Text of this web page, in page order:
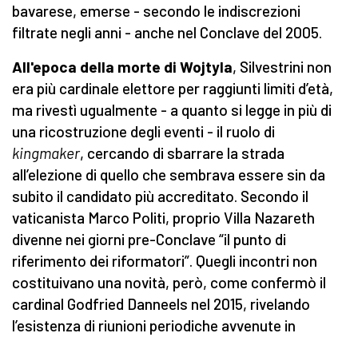
bavarese, emerse - secondo le indiscrezioni
filtrate negli anni - anche nel Conclave del 2005.
All'epoca della morte di Wojtyla, Silvestrini non
era più cardinale elettore per raggiunti limiti d’età,
ma rivestì ugualmente - a quanto si legge in più di
una ricostruzione degli eventi - il ruolo di
kingmaker, cercando di sbarrare la strada
all’elezione di quello che sembrava essere sin da
subito il candidato più accreditato. Secondo il
vaticanista Marco Politi, proprio Villa Nazareth
divenne nei giorni pre-Conclave “il punto di
riferimento dei riformatori”. Quegli incontri non
costituivano una novità, però, come confermò il
cardinal Godfried Danneels nel 2015, rivelando
l’esistenza di riunioni periodiche avvenute in